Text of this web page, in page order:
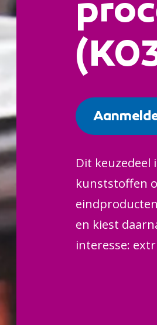
Dit keuzedeel
kunststoffen
en kiest
interesse: